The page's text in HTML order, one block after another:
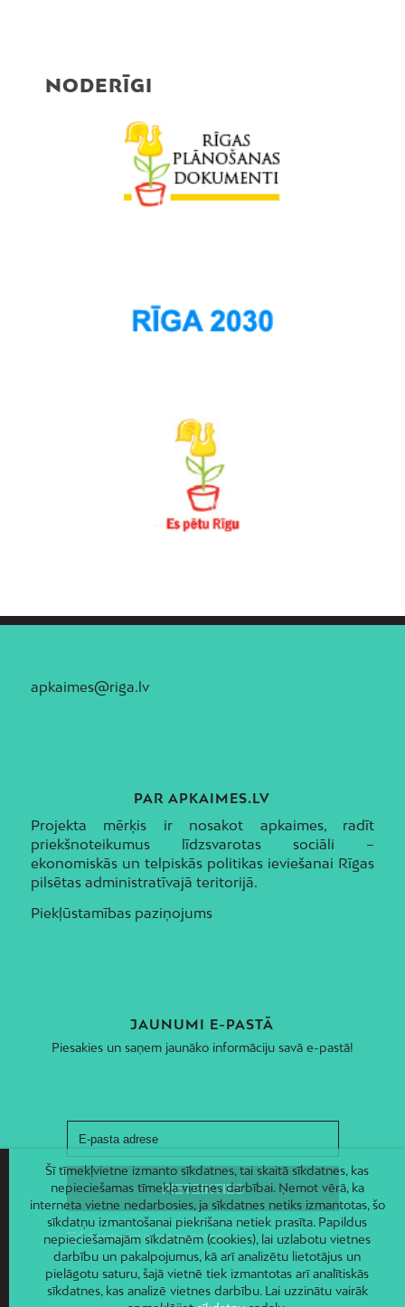
NODERĪGI
apkaimes@riga.lv
PAR APKAIMES.LV
Projekta mērķis ir nosakot apkaimes, radīt
priekšnoteikumus līdzsvarotas sociāli –
ekonomiskās un telpiskās politikas ieviešanai Rīgas
pilsētas administratīvajā teritorijā.
Piekļūstamības paziņojums
JAUNUMI E-PASTĀ
Piesakies un saņem jaunāko informāciju savā e-pastā!
Šī tīmekļvietne izmanto sīkdatnes, tai skaitā sīkdatnes, kas
nepieciešamas tīmekļa vietnes darbībai. Ņemot vērā, ka
interneta vietne nedarbosies, ja sīkdatnes netiks izmantotas, šo
sīkdatņu izmantošanai piekrišana netiek prasīta. Papildus
nepieciešamajām sīkdatnēm (cookies), lai uzlabotu vietnes
darbību un pakalpojumus, kā arī analizētu lietotājus un
pielāgotu saturu, šajā vietnē tiek izmantotas arī analītiskās
sīkdatnes, kas analizē vietnes darbību. Lai uzzinātu vairāk